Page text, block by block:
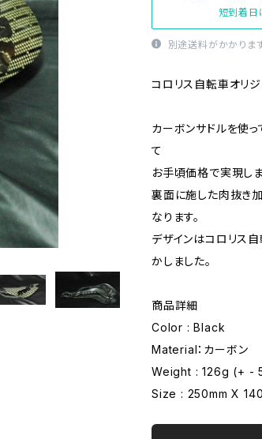
短到着日
別途送料がかかりま
コロリス自転車オリ
カーボンサドルを使っ
て
お手頃価格で実現しま
裏面に施した肉抜き
なります。
デザインはコロリス
かしました。
商品詳細
Color : Black
Material：カーボン
Weight : 126g (+ -
Size : 250mm X